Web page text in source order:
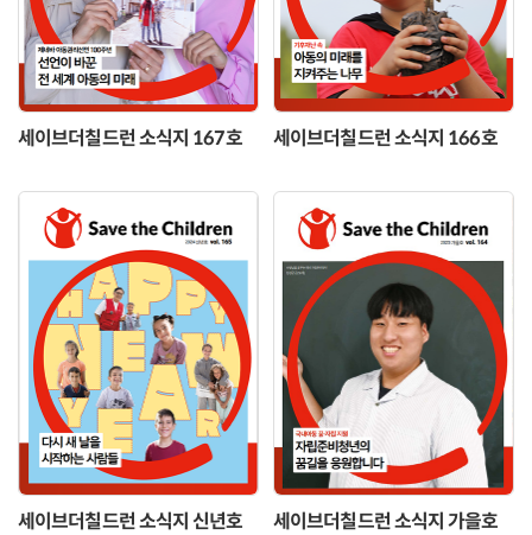
세이브더칠드런 소식지 167호 세이브더칠드런 소식지 166호
세이브더칠드런 소식지 신년호
세이브더칠드런 소식지 가을호